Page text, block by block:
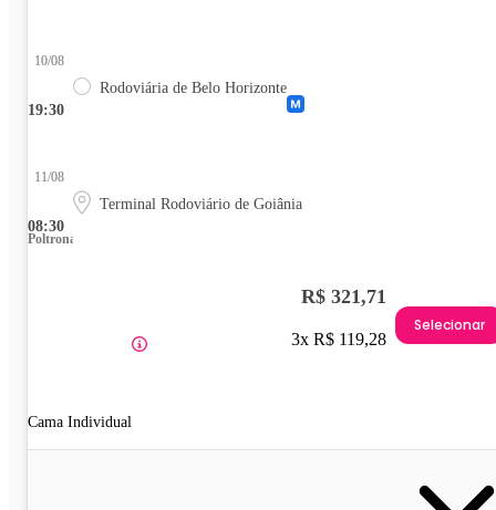
19:30
10/08
Rodoviária de Belo Horizonte
08:30
11/08
Terminal Rodoviário de Goiânia
Poltrona
Cama Individual
R$ 321,71
3x R$ 119,28
Selecionar